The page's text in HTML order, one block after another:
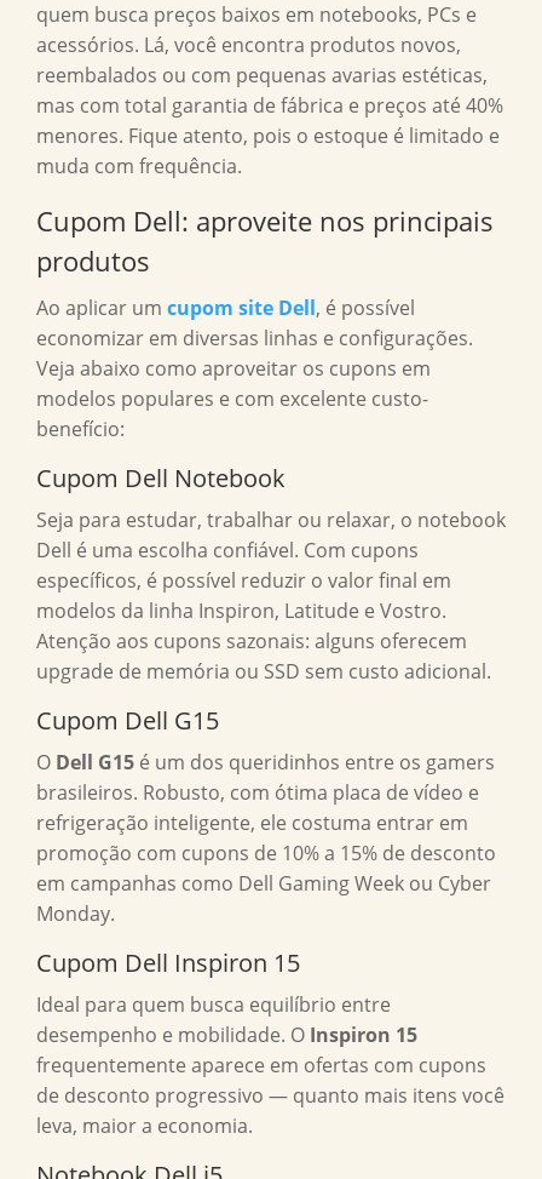
quem busca preços baixos em notebooks, PCs e
acessórios. Lá, você encontra produtos novos,
reembalados ou com pequenas avarias estéticas,
mas com total garantia de fábrica e preços até 40%
menores. Fique atento, pois o estoque é limitado e
muda com frequência.
Cupom Dell: aproveite nos principais
produtos
Ao aplicar um cupom site Dell, é possível
economizar em diversas linhas e configurações.
Veja abaixo como aproveitar os cupons em
modelos populares e com excelente custo-
benefício:
Cupom Dell Notebook
Seja para estudar, trabalhar ou relaxar, o notebook
Dell é uma escolha confiável. Com cupons
específicos, é possível reduzir o valor final em
modelos da linha Inspiron, Latitude e Vostro.
Atenção aos cupons sazonais: alguns oferecem
upgrade de memória ou SSD sem custo adicional.
Cupom Dell G15
O Dell G15 é um dos queridinhos entre os gamers
brasileiros. Robusto, com ótima placa de vídeo e
refrigeração inteligente, ele costuma entrar em
promoção com cupons de 10% a 15% de desconto
em campanhas como Dell Gaming Week ou Cyber
Monday.
Cupom Dell Inspiron 15
Ideal para quem busca equilíbrio entre
desempenho e mobilidade. O Inspiron 15
frequentemente aparece em ofertas com cupons
de desconto progressivo — quanto mais itens você
leva, maior a economia.